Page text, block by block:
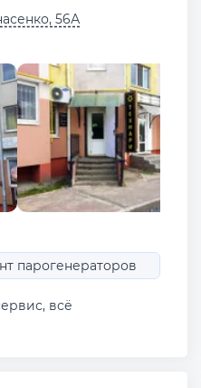
56А
парогенераторов
всё